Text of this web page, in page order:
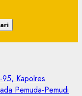
95, Kapolres
Pemuda-Pemudi